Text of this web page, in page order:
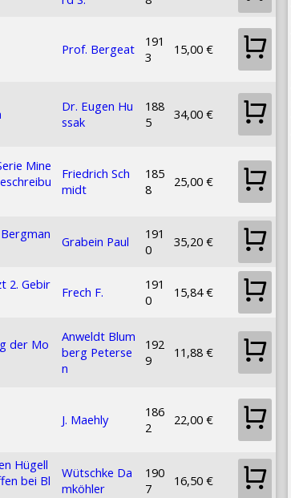
Prof. Bergeat
191
3
15,00 €
Dr. Eugen Hu
ssak
188
5
34,00 €
Mine
Friedrich Sch
midt
185
8
25,00 €
Grabein Paul
191
0
35,20 €
2. Gebir
Frech F.
191
0
15,84 €
der Mo
Anweldt Blum
berg Peterse
n
192
9
11,88 €
J. Maehly
186
2
22,00 €
Hügell
bei Bl
Wütschke Da
mköhler
190
7
16,50 €